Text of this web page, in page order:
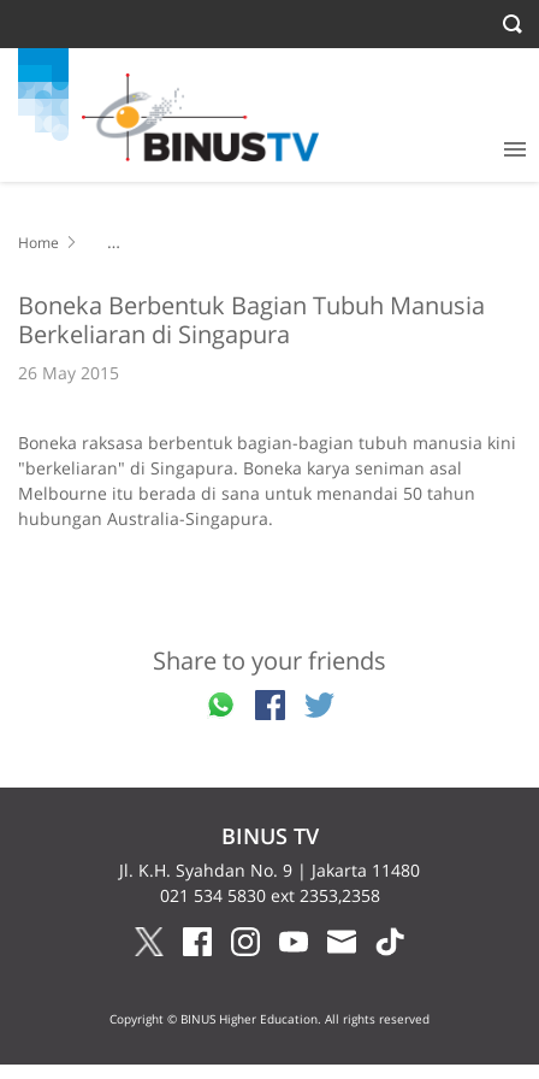
Home
Boneka Berbentuk Bagian Tubuh Manusia
Berkeliaran di Singapura
26 May 2015
Boneka raksasa berbentuk bagian-bagian tubuh manusia kini
"berkeliaran" di Singapura. Boneka karya seniman asal
Melbourne itu berada di sana untuk menandai 50 tahun
hubungan Australia-Singapura.
Share to your friends
BINUS TV
Jl. K.H. Syahdan No. 9 | Jakarta 11480
021 534 5830 ext 2353,2358
Copyright © BINUS Higher Education. All rights reserved